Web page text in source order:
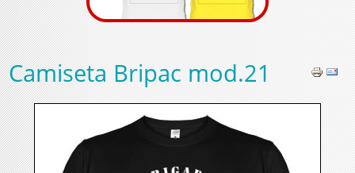
Camiseta Bripac mod.21